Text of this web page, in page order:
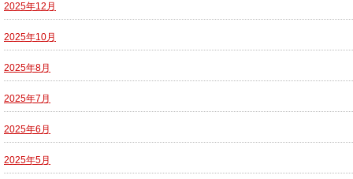
2025年12月
2025年10月
2025年8月
2025年7月
2025年6月
2025年5月